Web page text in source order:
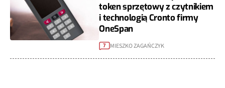
token sprzętowy z czytnikiem
i technologią Cronto firmy
OneSpan
7 MIESZKO ZAGAŃCZYK